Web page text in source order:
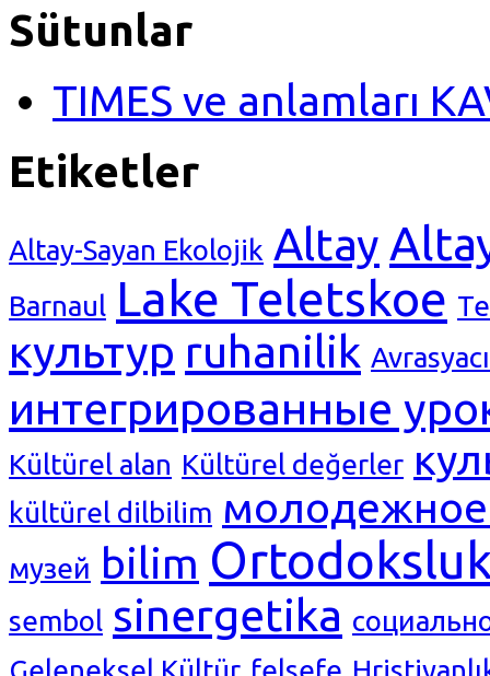
Sütunlar
TIMES ve anlamları
Etiketler
Altay-Sayan Ekolojik Altay
Barnaul Lake Teletskoe
культур ruhanilik
интегрированные
Kültürel alan Kültürel değerler
kültürel dilbilim молодежное
музей bilim
sembol sinergetika